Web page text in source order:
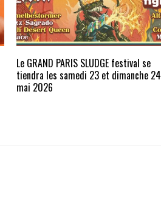
Le GRAND PARIS SLUDGE festival se
tiendra les samedi 23 et dimanche 24
mai 2026